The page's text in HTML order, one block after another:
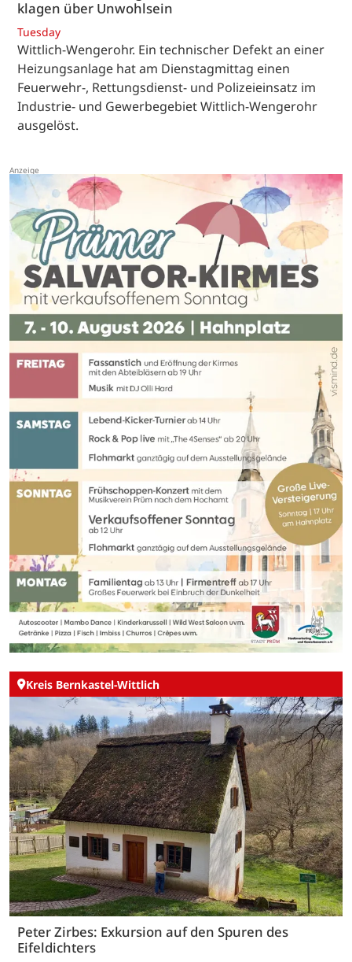
klagen über Unwohlsein
Tuesday
Wittlich-Wengerohr. Ein technischer Defekt an einer
Heizungsanlage hat am Dienstagmittag einen
Feuerwehr-, Rettungsdienst- und Polizeieinsatz im
Industrie- und Gewerbegebiet Wittlich-Wengerohr
ausgelöst.
Kreis Bernkastel-Wittlich
Peter Zirbes: Exkursion auf den Spuren des
Eifeldichters